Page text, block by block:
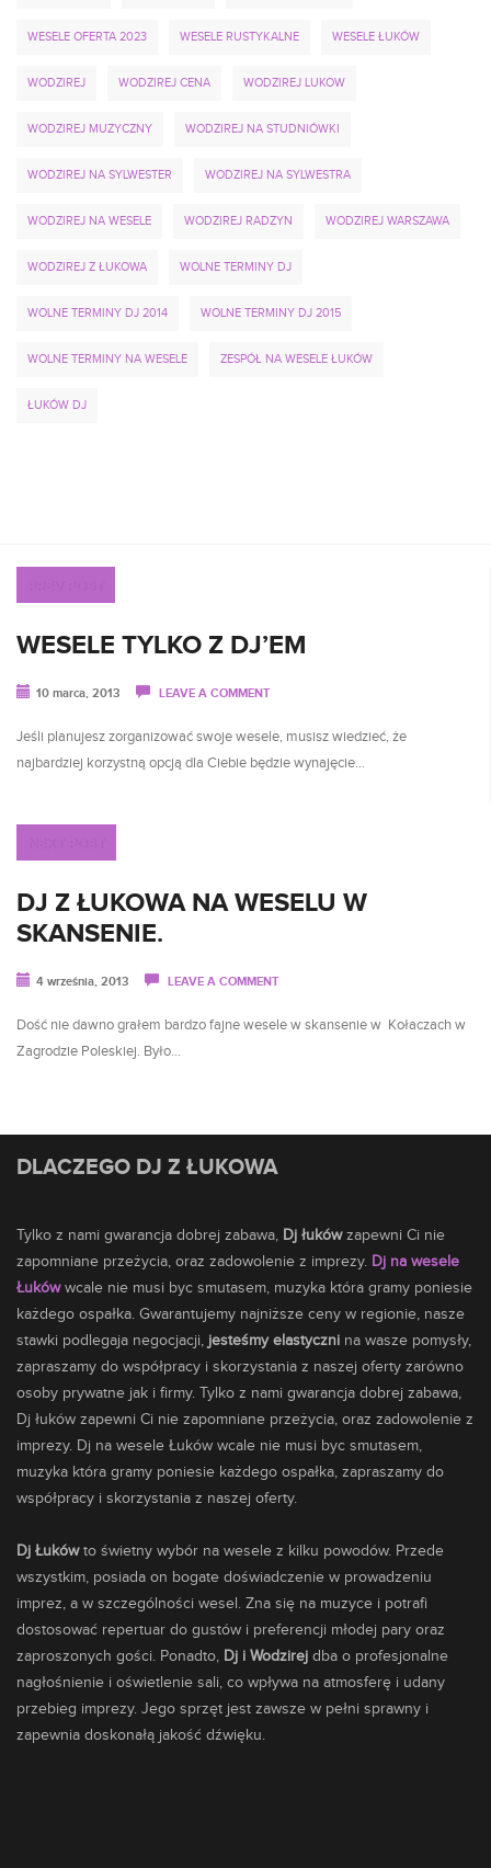
WESELE OFERTA 2023 WESELE RUSTYKALNE WESELE ŁUKÓW
WODZIREJ WODZIREJ CENA WODZIREJ LUKOW
WODZIREJ MUZYCZNY WODZIREJ NA STUDNIÓWKI
WODZIREJ NA SYLWESTER WODZIREJ NA SYLWESTRA
WODZIREJ NA WESELE WODZIREJ RADZYN WODZIREJ WARSZAWA
WODZIREJ Z ŁUKOWA WOLNE TERMINY DJ
WOLNE TERMINY DJ 2014 WOLNE TERMINY DJ 2015
WOLNE TERMINY NA WESELE ZESPÓŁ NA WESELE ŁUKÓW
ŁUKÓW DJ
WESELE TYLKO Z DJ’EM
10 marca, 2013 LEAVE A COMMENT
Jeśli planujesz zorganizować swoje wesele, musisz wiedzieć, że
najbardziej korzystną opcją dla Ciebie będzie wynajęcie…
DJ Z ŁUKOWA NA WESELU W
SKANSENIE.
4 września, 2013 LEAVE A COMMENT
Dość nie dawno grałem bardzo fajne wesele w skansenie w Kołaczach w
Zagrodzie Poleskiej. Było…
DLACZEGO DJ Z ŁUKOWA
Tylko z nami gwarancja dobrej zabawa, Dj łukówzapewni Ci nie
zapomniane przeżycia, oraz zadowolenie z imprezy. Dj na wesele
Łukówwcale nie musi byc smutasem, muzyka która gramy poniesie
każdego ospałka. Gwarantujemy najniższe ceny w regionie, nasze
stawki podlegaja negocjacji, jesteśmy elastyczni na wasze pomysły,
zapraszamy do współpracy i skorzystania z naszej oferty zarówno
osoby prywatne jak i firmy. Tylko z nami gwarancja dobrej zabawa,
Dj łuków zapewni Ci nie zapomniane przeżycia, oraz zadowolenie z
imprezy. Dj na wesele Łuków wcale nie musi byc smutasem,
muzyka która gramy poniesie każdego ospałka, zapraszamy do
współpracy i skorzystania z naszej oferty.
Dj Łukówto świetny wybór na wesele z kilku powodów. Przede
wszystkim, posiada on bogate doświadczenie w prowadzeniu
imprez, a w szczególności wesel. Zna się na muzyce i potrafi
dostosować repertuar do gustów i preferencji młodej pary oraz
zaproszonych gości. Ponadto, Dj i Wodzirej dba o profesjonalne
nagłośnienie i oświetlenie sali, co wpływa na atmosferę i udany
przebieg imprezy. Jego sprzęt jest zawsze w pełni sprawny i
zapewnia doskonałą jakość dźwięku.